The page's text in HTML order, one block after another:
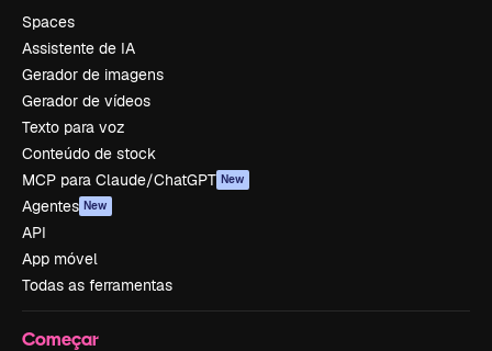
Spaces
Assistente de IA
Gerador de imagens
Gerador de vídeos
Texto para voz
Conteúdo de stock
MCP para Claude/ChatGPT New
Agentes New
API
App móvel
Todas as ferramentas
Começar